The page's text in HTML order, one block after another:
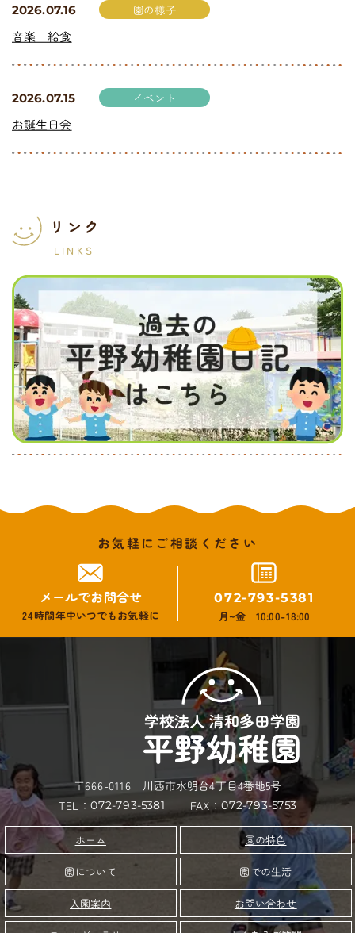
2026.07.16 園の様子
音楽 給食
2026.07.15 イベント
お誕生日会
リンク
LINKS
お気軽にご相談ください
メールでお問合せ
24時間年中いつでもお気軽に
072-793-5381
月~金 10:00-18:00
〒666-0116 川西市水明台4丁目4番地5号
TEL：072-793-5381 FAX： 072-793-5753
ホーム 園の特色
園について 園での生活
入園案内 お問い合わせ